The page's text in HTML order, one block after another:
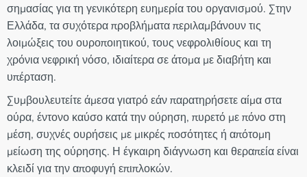
σημασίας για τη γενικότερη ευημερία του οργανισμού. Στην
Ελλάδα, τα συχότερα προβλήματα περιλαμβάνουν τις
λοιμώξεις του ουροποιητικού, τους νεφρολιθίους και τη
χρόνια νεφρική νόσο, ιδιαίτερα σε άτομα με διαβήτη και
υπέρταση.
Συμβουλευτείτε άμεσα γιατρό εάν παρατηρήσετε αίμα στα
ούρα, έντονο καύσο κατά την ούρηση, πυρετό με πόνο στη
μέση, συχνές ουρήσεις με μικρές ποσότητες ή απότομη
μείωση της ούρησης. Η έγκαιρη διάγνωση και θεραπεία είναι
κλειδί για την αποφυγή επιπλοκών.